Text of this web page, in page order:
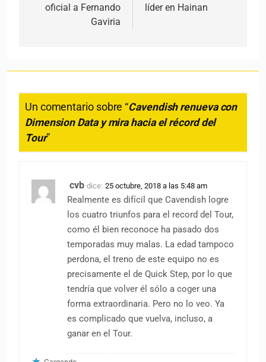
oficial a Fernando
Gaviria
líder en Hainan
Un comentario sobre “Cavendish renueva con
Dimension Data y mira hacia el récord del
Tour”
cvb dice: 25 octubre, 2018 a las 5:48 am
Realmente es difícil que Cavendish logre
los cuatro triunfos para el record del Tour,
como él bien reconoce ha pasado dos
temporadas muy malas. La edad tampoco
perdona, el treno de este equipo no es
precisamente el de Quick Step, por lo que
tendría que volver él sólo a coger una
forma extraordinaria. Pero no lo veo. Ya
es complicado que vuelva, incluso, a
ganar en el Tour.